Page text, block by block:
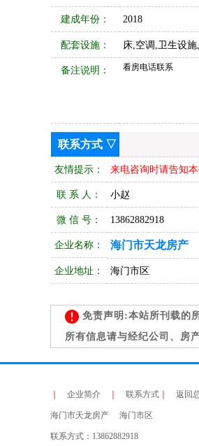
建成年份： 2018
配套设施： 床,空调,卫生设
备注说明： 看房电话联系
联系方式 ▽
友情提示： 来电咨询时请告知
联 系 人： 小赵
微 信 号： 13862882918
企业名称： 海门市天龙房产
企业地址： 海门市区
免责声明:本站所刊载的
所有信息请与经纪公司、房
企业简介 联系方式 返回
海门市天龙房产 海门市区
联系方式：13862882918